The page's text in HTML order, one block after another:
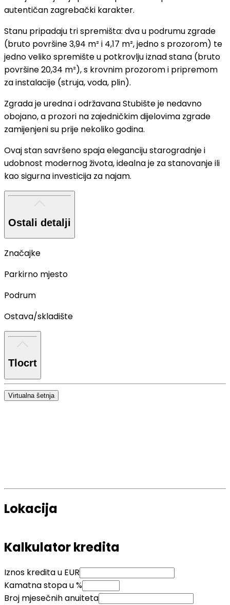
autentičan zagrebački karakter.
Stanu pripadaju tri spremišta: dva u podrumu zgrade
(bruto površine 3,94 m² i 4,17 m², jedno s prozorom) te
jedno veliko spremište u potkrovlju iznad stana (bruto
površine 20,34 m²), s krovnim prozorom i pripremom
za instalacije (struja, voda, plin).
Zgrada je uredna i održavana Stubište je nedavno
obojano, a prozori na zajedničkim dijelovima zgrade
zamijenjeni su prije nekoliko godina.
Ovaj stan savršeno spaja eleganciju starogradnje i
udobnost modernog života, idealna je za stanovanje ili
kao sigurna investicija za najam.
Ostali detalji
Značajke
Parkirno mjesto
Podrum
Ostava/skladište
Tlocrt
Virtualna šetnja
Lokacija
Kalkulator kredita
Iznos kredita u EUR
Kamatna stopa u %
Broj mjesečnih anuiteta